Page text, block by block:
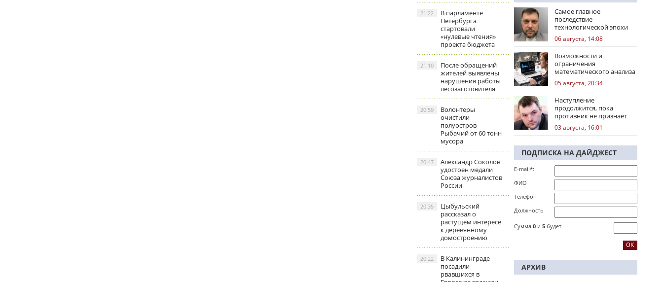
В парламенте
Петербурга
стартовали
«нулевые чтения»
проекта бюджета
21:22
После обращений
жителей выявлены
нарушения работы
лесозаготовителя
21:10
Волонтеры
очистили
полуостров
Рыбачий от 60 тонн
мусора
20:59
Александр Соколов
удостоен медали
Союза журналистов
России
20:47
Цыбульский
рассказал о
растущем интересе
к деревянному
домостроению
20:35
В Калининграде
посадили
рвавшихся в
20:22
Самое главное
последствие
технологической эпохи
06 августа, 14:08
Возможности и
ограничения
математического анализа
избирательных кампаний
05 августа, 20:34
Наступление
продолжится, пока
противник не признает
стратегическое
поражение
03 августа, 16:01
ПОДПИСКА НА ДАЙДЖЕСТ
E-mail*:
ФИО
Телефон
Должность
Сумма 0 и 5 будет
АРХИВ